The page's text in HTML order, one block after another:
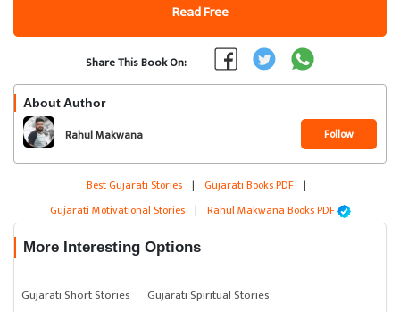
Read Free
Share This Book On:
About Author
Rahul Makwana Follow
Best Gujarati Stories | Gujarati Books PDF |
Gujarati Motivational Stories | Rahul Makwana Books PDF
More Interesting Options
Gujarati Short Stories
Gujarati Spiritual Stories